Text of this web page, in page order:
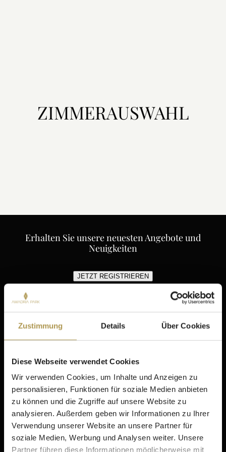
Zustimmung Details Über Cookies
Diese Webseite verwendet Cookies
Wir verwenden Cookies, um Inhalte und Anzeigen zu
personalisieren, Funktionen für soziale Medien anbieten
zu können und die Zugriffe auf unsere Website zu
analysieren. Außerdem geben wir Informationen zu Ihrer
Verwendung unserer Website an unsere Partner für
soziale Medien, Werbung und Analysen weiter. Unsere
Partner führen diese Informationen möglicherweise mit
ZIMMERAUSWAHL
Erhalten Sie unsere neuesten Angebote und
Neuigkeiten
JETZT REGISTRIEREN
Hotel Continental
Kontakt
Unterkunft
Gastronomie
Tagungen & Veranstaltungen
Aktivitäten
Meine Reservierungen
Aufenthalt
Šibenik